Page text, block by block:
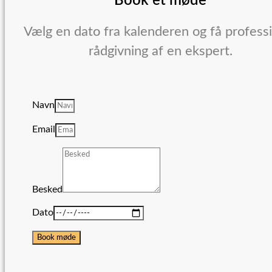
Vælg en dato fra kalenderen og få
rådgivning af en ekspert.
Navn
Email
Besked
Dato
Book møde